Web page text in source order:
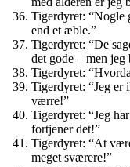
Tigerdyret: “Nogle
end et æble.”
Tigerdyret: “De
det gode – men
Tigerdyret:
Tigerdyret: “Jeg
værre!”
Tigerdyret: “Jeg
fortjener det!”
Tigerdyret: “At
meget sværere!”